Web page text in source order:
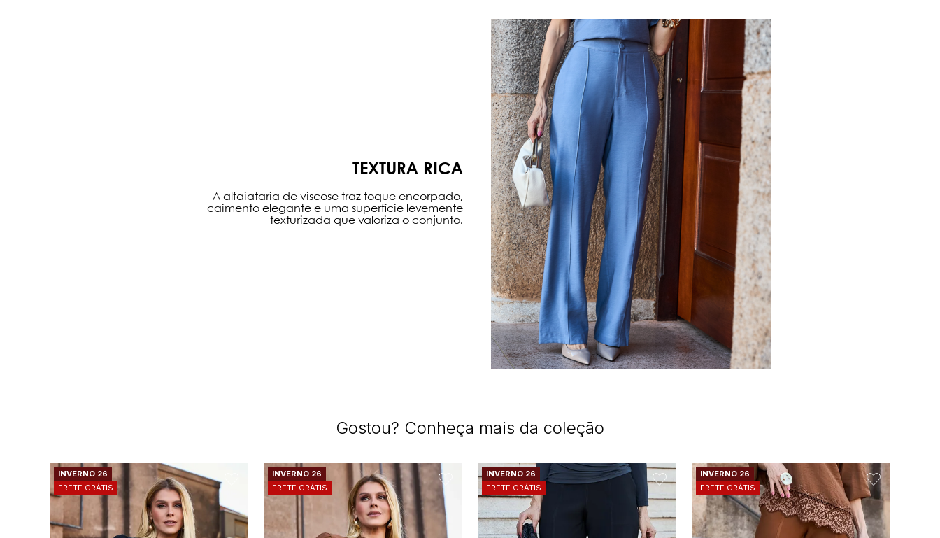
TEXTURA RICA
A alfaiataria de viscose traz toque encorpado,
caimento elegante e uma superfície levemente
texturizada que valoriza o conjunto.
Gostou? Conheça mais da coleção
INVERNO 26
FRETE GRÁTIS
FRETE GRÁTIS
INVERNO 26
INVERNO 26
FRETE GRÁTIS
INVERNO 26
FRETE GRÁTIS